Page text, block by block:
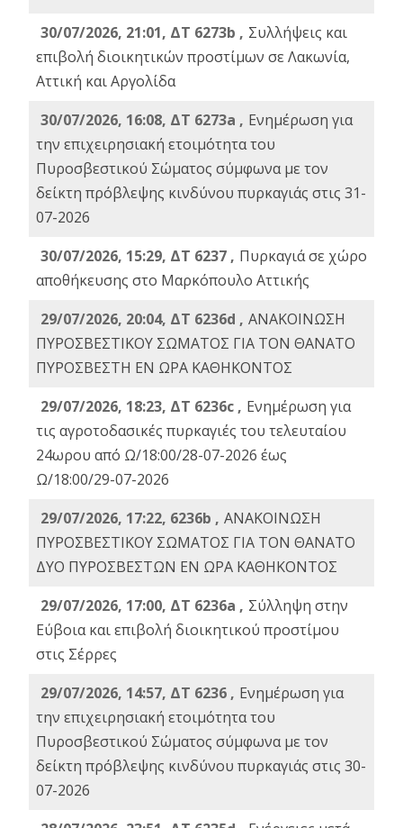
30/07/2026, 21:01, ΔΤ 6273b , Συλλήψεις και
επιβολή διοικητικών προστίμων σε Λακωνία,
Αττική και Αργολίδα
30/07/2026, 16:08, ΔΤ 6273a , Ενημέρωση για
την επιχειρησιακή ετοιμότητα του
Πυροσβεστικού Σώματος σύμφωνα με τον
δείκτη πρόβλεψης κινδύνου πυρκαγιάς στις 31-
07-2026
30/07/2026, 15:29, ΔΤ 6237 , Πυρκαγιά σε χώρο
αποθήκευσης στο Μαρκόπουλο Αττικής
29/07/2026, 20:04, ΔΤ 6236d , ΑΝΑΚΟΙΝΩΣΗ
ΠΥΡΟΣΒΕΣΤΙΚΟΥ ΣΩΜΑΤΟΣ ΓΙΑ ΤΟΝ ΘΑΝΑΤΟ
ΠΥΡΟΣΒΕΣΤΗ ΕΝ ΩΡΑ ΚΑΘΗΚΟΝΤΟΣ
29/07/2026, 18:23, ΔΤ 6236c , Ενημέρωση για
τις αγροτοδασικές πυρκαγιές του τελευταίου
24ωρου από Ω/18:00/28-07-2026 έως
Ω/18:00/29-07-2026
29/07/2026, 17:22, 6236b , ΑΝΑΚΟΙΝΩΣΗ
ΠΥΡΟΣΒΕΣΤΙΚΟΥ ΣΩΜΑΤΟΣ ΓΙΑ ΤΟΝ ΘΑΝΑΤΟ
ΔΥΟ ΠΥΡΟΣΒΕΣΤΩΝ ΕΝ ΩΡΑ ΚΑΘΗΚΟΝΤΟΣ
29/07/2026, 17:00, ΔΤ 6236a , Σύλληψη στην
Εύβοια και επιβολή διοικητικού προστίμου
στις Σέρρες
29/07/2026, 14:57, ΔΤ 6236 , Ενημέρωση για
την επιχειρησιακή ετοιμότητα του
Πυροσβεστικού Σώματος σύμφωνα με τον
δείκτη πρόβλεψης κινδύνου πυρκαγιάς στις 30-
07-2026